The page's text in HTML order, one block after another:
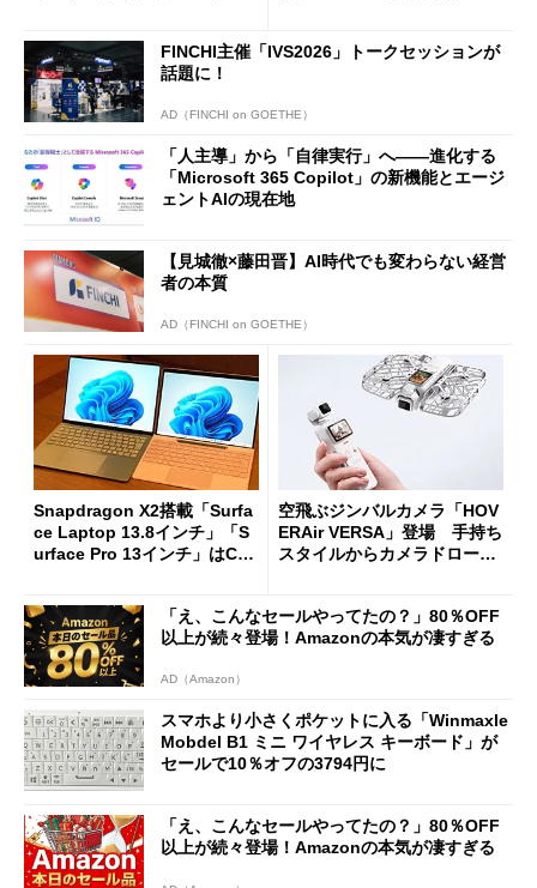
FINCHI主催「IVS2026」トークセッションが
話題に！
AD（FINCHI on GOETHE）
「人主導」から「自律実行」へ――進化する
「Microsoft 365 Copilot」の新機能とエージ
ェントAIの現在地
【見城徹×藤田晋】AI時代でも変わらない経営
者の本質
AD（FINCHI on GOETHE）
Snapdragon X2搭載「Surfa
ce Laptop 13.8インチ」「S
urface Pro 13インチ」はCop
た
空飛ぶジンバルカメラ「HOV
ERAir VERSA」登場 手持ち
スタイルからカメラドローン
「え、こんなセールやってたの？」80％OFF
以上が続々登場！Amazonの本気が凄すぎる
AD（Amazon）
スマホより小さくポケットに入る「Winmaxle
Mobdel B1 ミニ ワイヤレス キーボード」が
セールで10％オフの3794円に
「え、こんなセールやってたの？」80％OFF
以上が続々登場！Amazonの本気が凄すぎる